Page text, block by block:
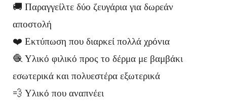
ι
κ
έ
ς
🚚 Παραγγείλτε δύο ζευγάρια για δωρεάν
αποστολή
❤️ Εκτύπωση που διαρκεί πολλά χρόνια
🧶 Υλικό φιλικό προς το δέρμα με βαμβάκι
εσωτερικά και πολυεστέρα εξωτερικά
💨 Υλικό που αναπνέει